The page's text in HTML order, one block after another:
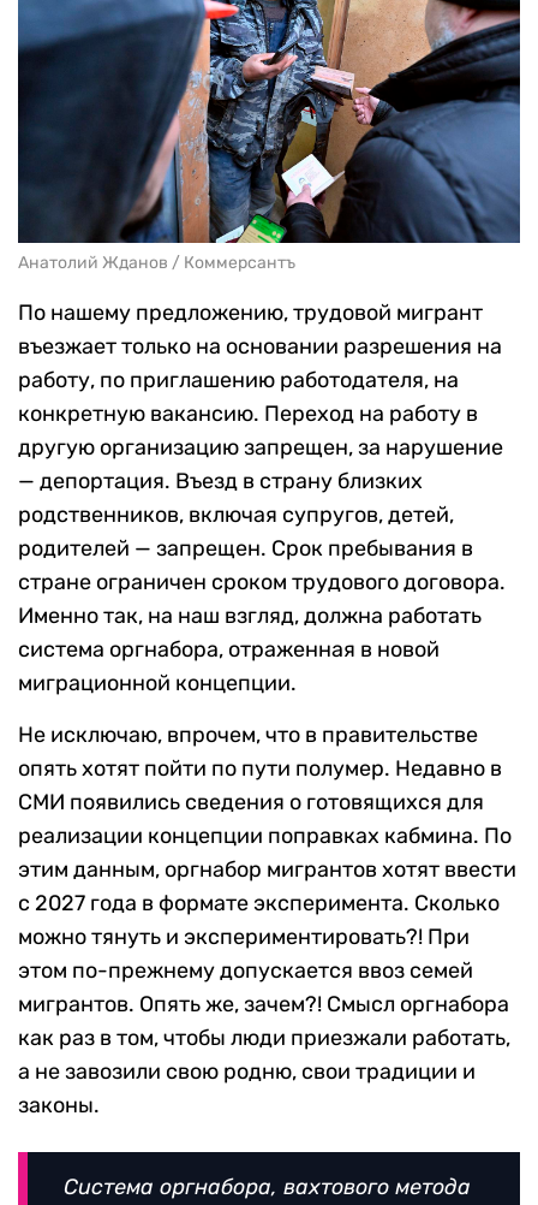
Анатолий Жданов / Коммерсантъ
По нашему предложению, трудовой мигрант
въезжает только на основании разрешения на
работу, по приглашению работодателя, на
конкретную вакансию. Переход на работу в
другую организацию запрещен, за нарушение
— депортация. Въезд в страну близких
родственников, включая супругов, детей,
родителей — запрещен. Срок пребывания в
стране ограничен сроком трудового договора.
Именно так, на наш взгляд, должна работать
система оргнабора, отраженная в новой
миграционной концепции.
Не исключаю, впрочем, что в правительстве
опять хотят пойти по пути полумер. Недавно в
СМИ появились сведения о готовящихся для
реализации концепции поправках кабмина. По
этим данным, оргнабор мигрантов хотят ввести
с 2027 года в формате эксперимента. Сколько
можно тянуть и экспериментировать?! При
этом по-прежнему допускается ввоз семей
мигрантов. Опять же, зачем?! Смысл оргнабора
как раз в том, чтобы люди приезжали работать,
а не завозили свою родню, свои традиции и
законы.
Система оргнабора, вахтового метода